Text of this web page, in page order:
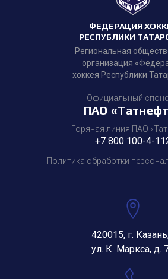
ФЕДЕРАЦИЯ
РЕСПУБЛИКИ
Региональная
организация
хоккея Республики
Официальный
ПАО
Горячая линия ПАО
+7 800 100-4-
Политика обработки
420015, г.
ул. К. Маркса, д.